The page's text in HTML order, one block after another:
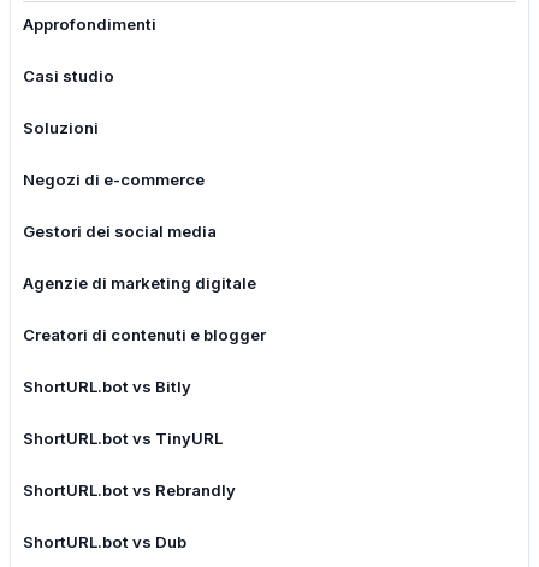
Approfondimenti
Casi studio
Soluzioni
Negozi di e-commerce
Gestori dei social media
Agenzie di marketing digitale
Creatori di contenuti e blogger
ShortURL.bot vs Bitly
ShortURL.bot vs TinyURL
ShortURL.bot vs Rebrandly
ShortURL.bot vs Dub